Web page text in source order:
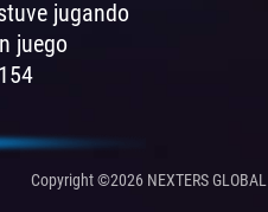
jugando
juego
Copyright ©2026 NEXTERS